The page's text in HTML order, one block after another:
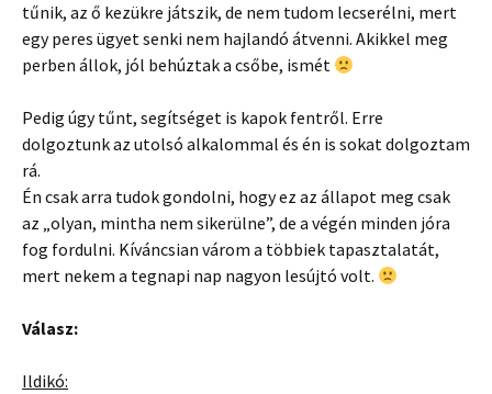
tűnik, az ő kezükre játszik, de nem tudom lecserélni, mert
egy peres ügyet senki nem hajlandó átvenni. Akikkel meg
perben állok, jól behúztak a csőbe, ismét
Pedig úgy tűnt, segítséget is kapok fentről. Erre
dolgoztunk az utolsó alkalommal és én is sokat dolgoztam
rá.
Én csak arra tudok gondolni, hogy ez az állapot meg csak
az „olyan, mintha nem sikerülne”, de a végén minden jóra
fog fordulni. Kíváncsian várom a többiek tapasztalatát,
mert nekem a tegnapi nap nagyon lesújtó volt.
Válasz:
Ildikó: